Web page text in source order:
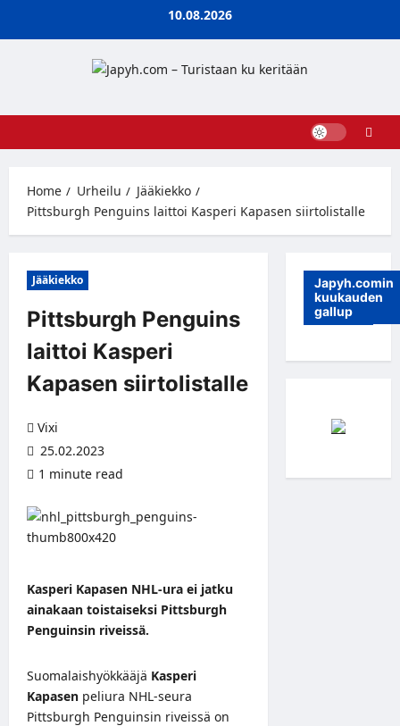
10.08.2026
Home Urheilu
Jääkiekko
Pittsburgh Penguins laittoi Kasperi Kapasen siirtolistalle
Jääkiekko
Pittsburgh Penguins
laittoi Kasperi
Kapasen siirtolistalle
Vixi
25.02.2023
1 minute read
Kasperi Kapasen NHL-ura ei jatku
ainakaan toistaiseksi Pittsburgh
Penguinsin riveissä.
Suomalaishyökkääjä Kasperi
Kapasen peliura NHL-seura
Pittsburgh Penguinsin riveissä on
Japyh.comin
kuukauden
gallup